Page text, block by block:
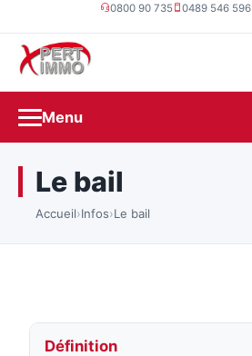
0800 90 735 0489 546 596
Menu
Le bail
Accueil›Infos›Le bail
Définition